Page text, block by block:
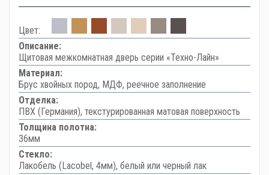
Цвет:
Описание:
Щитовая межкомнатная дверь серии «Техно-Лайн»
Материал:
Брус хвойных пород, МДФ, реечное заполнение
Отделка:
ПВХ (Германия), текстурированная матовая поверхность
Толщина полотна:
36мм
Стекло:
Лакобель (Lacobel, 4мм), белый или черный лак